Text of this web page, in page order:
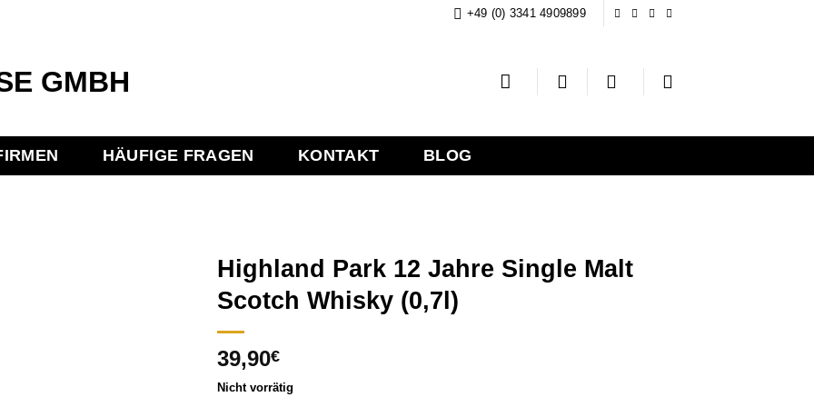
+49 (0) 3341 4909899
HÄUFIGE FRAGEN KONTAKT BLOG
Highland Park 12 Jahre Single Malt
Scotch Whisky (0,7l)
39,90€
Nicht vorrätig